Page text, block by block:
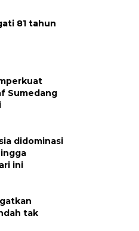
81 tahun
Sumedang
didominasi
ini
tak